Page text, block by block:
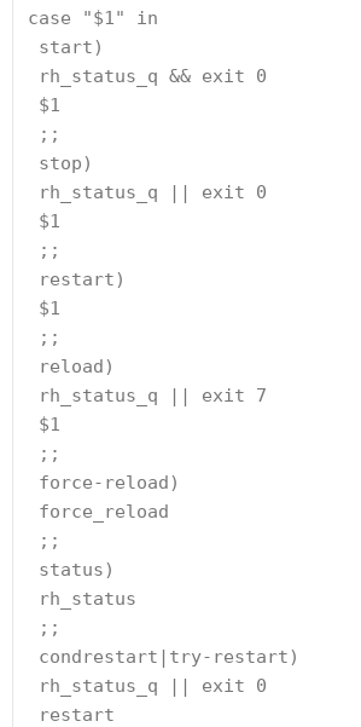
case "$1" in
start)
rh_status_q && exit 0
$1
;;
stop)
rh_status_q || exit 0
$1
;;
restart)
$1
;;
reload)
rh_status_q || exit 7
$1
;;
force-reload)
force_reload
;;
status)
rh_status
;;
condrestart|try-restart)
rh_status_q || exit 0
restart